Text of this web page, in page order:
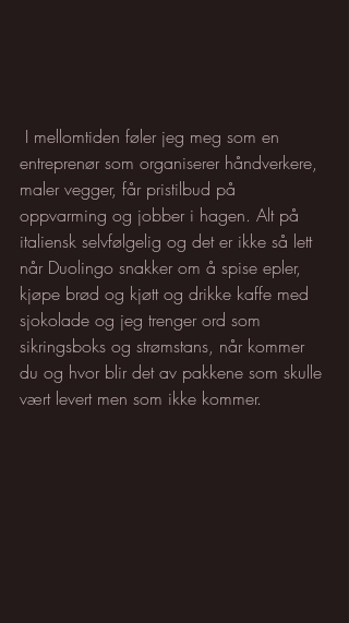
entreprenør som organiserer håndverkere,
maler vegger, får pristilbud på
oppvarming og jobber i hagen. Alt på
italiensk selvfølgelig og det er ikke så lett
når Duolingo snakker om å spise epler,
kjøpe brød og kjøtt og drikke kaffe med
sjokolade og jeg trenger ord som
sikringsboks og strømstans, når kommer
du og hvor blir det av pakkene som skulle
vært levert men som ikke kommer.